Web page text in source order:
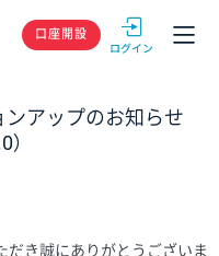
GMOクリック
口座開設
ンアップのお知らせ
だき誠にありがとうございま